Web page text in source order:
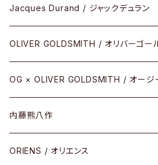
アパレル
その他
SHINBARI（CRAFTSMAN EDITION）
URUSHI（CRAFTSMAN EDITION）
REVIVAL EDITION
HEAVY EDITION
COMBI （コンビシリーズ）
リサーチシリーズ
サブリメイションシリーズ
Jacques Durand / ジャックデュラン
OLIVER GOLDSMITH / オリバーゴー
メタル
セル
コンビ
OG × OLIVER GOLDSMITH / オージ
メタル
セル
内藤熊八作
セル
ORIENS / オリエンス